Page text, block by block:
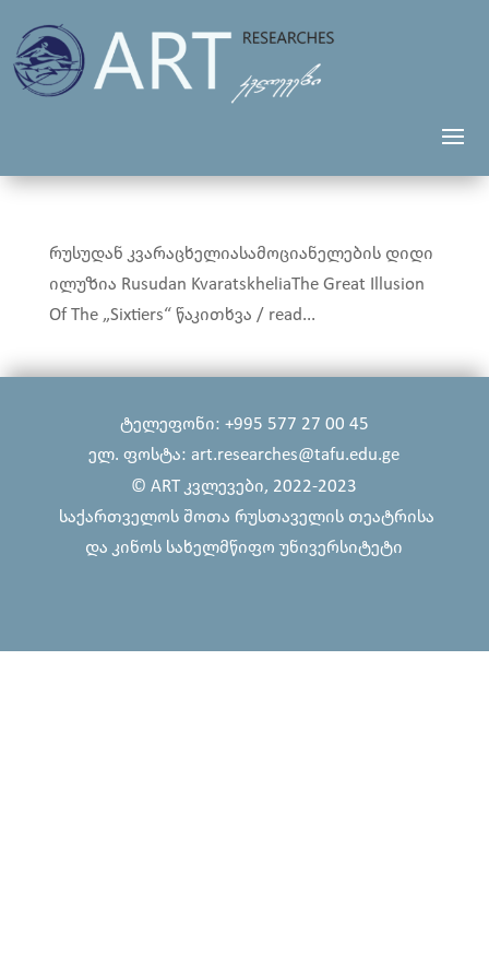
რუსუდან კვარაცხელიასამოციანელების დიდი
ილუზია Rusudan KvaratskheliaThe Great Illusion
Of The „Sixtiers“ წაკითხვა / read...
ტელეფონი: +995 577 27 00 45
ელ. ფოსტა: art.researches@tafu.edu.ge
© ART კვლევები, 2022-2023
საქართველოს შოთა რუსთაველის თეატრისა
და კინოს სახელმწიფო უნივერსიტეტი